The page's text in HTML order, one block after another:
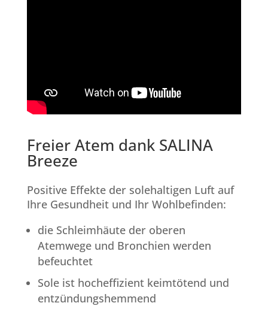
Freier Atem dank SALINA
Breeze
Positive Effekte der solehaltigen Luft auf
Ihre Gesundheit und Ihr Wohlbefinden:
die Schleimhäute der oberen
Atemwege und Bronchien werden
befeuchtet
Sole ist hocheffizient keimtötend und
entzündungshemmend